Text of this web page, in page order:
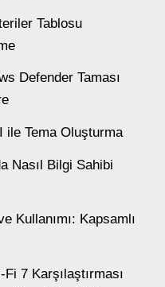
Tablosu
Defender Taması
ile Tema Oluşturma
Nasıl Bilgi Sahibi
Kullanımı: Kapsamlı
7 Karşılaştırması